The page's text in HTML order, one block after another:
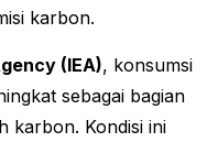
karbon.
(IEA), konsumsi
sebagai bagian
karbon. Kondisi ini